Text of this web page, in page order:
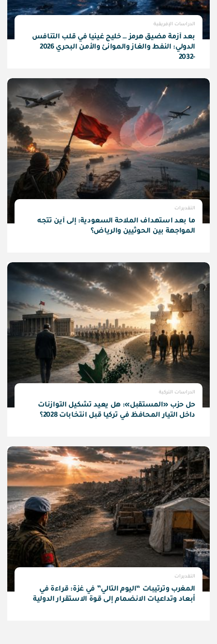
الدراسات الإفريقية
بعد أزمة مضيق هرمز … خليج غينيا في قلب التنافس
الدولي: النفط والغاز والموانئ والأمن البحري 2026
-2032
التقديرات
ما بعد استهداف الملاحة السعودية: إلى أين تتجه
المواجهة بين الحوثيين والرياض؟
الدراسات التركية
حل حزب «المستقبل»: هل يعيد تشكيل التوازنات
داخل التيار المحافظ في تركيا قبل انتخابات 2028؟
التقديرات
المغرب وترتيبات “اليوم التالي” في غزة: قراءة في
أبعاد وتداعيات الانضمام إلى قوة الاستقرار الدولية